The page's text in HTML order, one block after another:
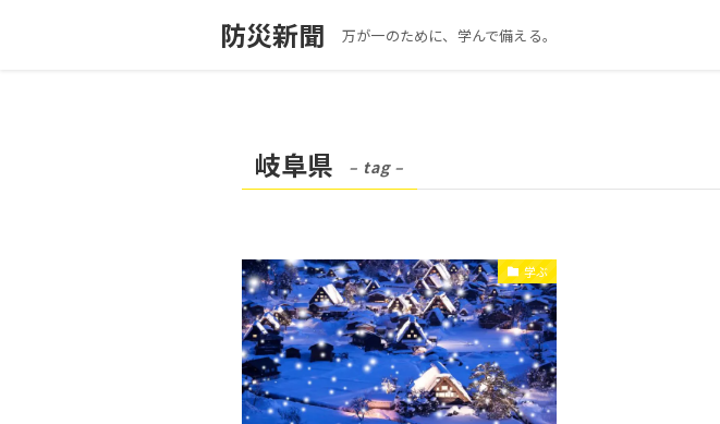
防災新聞 万が一のために、学んで備える。
岐阜県 – tag –
学ぶ